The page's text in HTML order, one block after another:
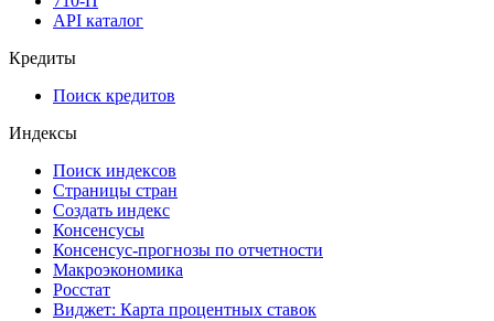
API каталог
Кредиты
Поиск кредитов
Индексы
Поиск индексов
Страницы стран
Создать индекс
Консенсусы
Консенсус-прогнозы по отчетности
Макроэкономика
Росстат
Виджет: Карта процентных ставок